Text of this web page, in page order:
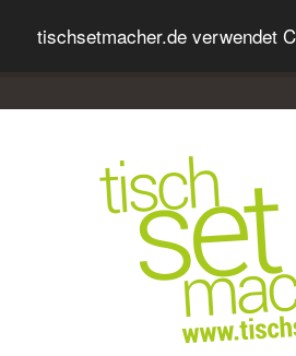
tischsetmacher.de verwendet